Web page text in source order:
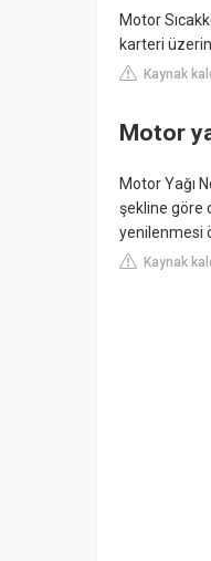
Motor
karteri
Kaynak
Motor
Motor Yağı
şekline göre
yenilenmesi
Kaynak